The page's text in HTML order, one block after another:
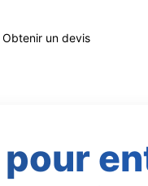
Obtenir un devis